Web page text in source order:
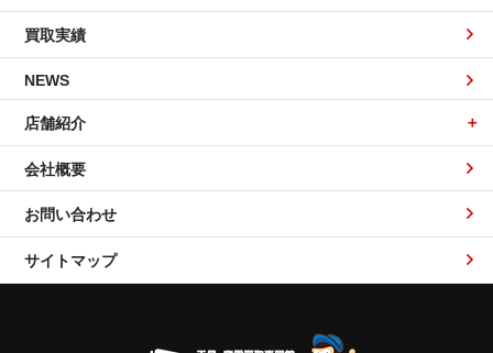
買取実績
NEWS
店舗紹介
会社概要
お問い合わせ
サイトマップ